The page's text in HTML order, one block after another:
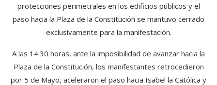
protecciones perimetrales en los edificios públicos y el
paso hacia la Plaza de la Constitución se mantuvo cerrado
exclusivamente para la manifestación.
A las 14:30 horas, ante la imposibilidad de avanzar hacia la
Plaza de la Constitución, los manifestantes retrocedieron
por 5 de Mayo, aceleraron el paso hacia Isabel la Católica y